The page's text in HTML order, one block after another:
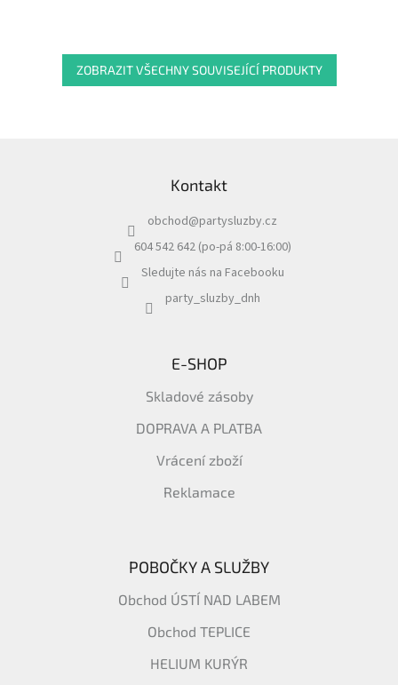
ZOBRAZIT VŠECHNY SOUVISEJÍCÍ PRODUKTY
Kontakt
obchod@partysluzby.cz
604 542 642 (po-pá 8:00-16:00)
Sledujte nás na Facebooku
party_sluzby_dnh
E-SHOP
Skladové zásoby
DOPRAVA A PLATBA
Vrácení zboží
Reklamace
POBOČKY A SLUŽBY
Obchod ÚSTÍ NAD LABEM
Obchod TEPLICE
HELIUM KURÝR